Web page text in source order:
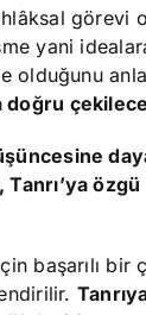
görevi
yani
olduğunu
doğru
başarılı bir